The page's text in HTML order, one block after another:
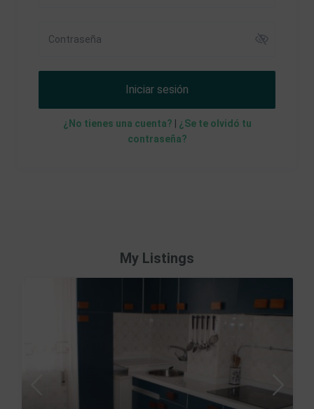
Iniciar sesión
¿No tienes una cuenta?
¿Se te olvidó tu
contraseña?
My Listings